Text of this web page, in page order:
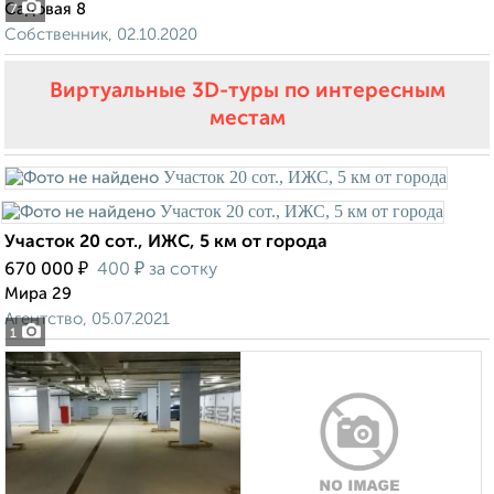
7
Садовая 8
Собственник, 02.10.2020
Виртуальные 3D-туры по интересным
местам
1
Участок 20 сот., ИЖС, 5 км от города
670 000 ₽ 400 ₽ за сотку
Мира 29
Агентство, 05.07.2021